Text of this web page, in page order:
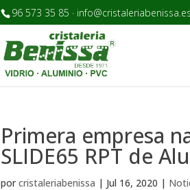
96 573 35 85 · info@cristaleriabenissa.es
Primera empresa
SLIDE65 RPT de
porcristaleriabenissa | Jul 16, 2020 |